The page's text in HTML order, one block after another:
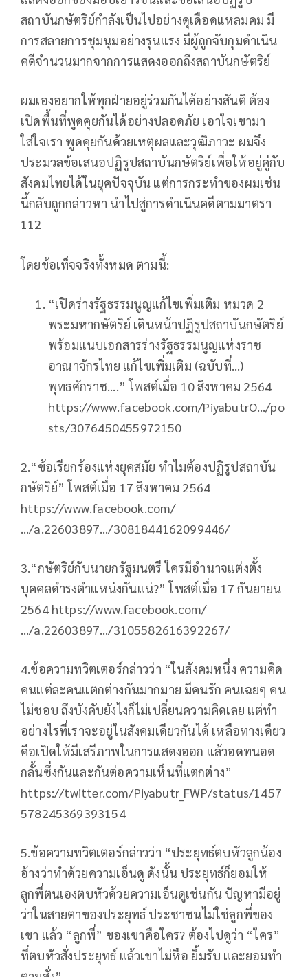
สถาบันกษัตริย์กำลังเป็นไปอย่างดุเดือดแหลมคม มี
การสลายการชุมนุมอย่างรุนแรง มีผู้ถูกจับกุมดำเนิน
คดีจำนวนมากจากการแสดงออกถึงสถาบันกษัตริย์
ผมเองอยากให้ทุกฝ่ายอยู่ร่วมกันได้อย่างสันติ ต้อง
เปิดพื้นที่พูดคุยกันได้อย่างปลอดภัย เอาใจเขามา
ใส่ใจเรา พูดคุยกันด้วยเหตุผลและวุฒิภาวะ ผมจึง
ประมวลข้อเสนอปฏิรูปสถาบันกษัตริย์เพื่อให้อยู่คู่กับ
สังคมไทยได้ในยุคปัจจุบัน แต่การกระทำของผมเช่น
นี้กลับถูกกล่าวหา นำไปสู่การดำเนินคดีตามมาตรา
112
โดยข้อเท็จจริงทั้งหมด ตามนี้:
“เปิดร่างรัฐธรรมนูญแก้ไขเพิ่มเติม หมวด 2
พระมหากษัตริย์ เดินหน้าปฏิรูปสถาบันกษัตริย์
พร้อมแนบเอกสารร่างรัฐธรรมนูญแห่งราช
อาณาจักรไทย แก้ไขเพิ่มเติม (ฉบับที่…)
พุทธศักราช….” โพสต์เมื่อ 10 สิงหาคม 2564
https://www.facebook.com/PiyabutrO…/po
sts/3076450455972150
2.“ข้อเรียกร้องแห่งยุคสมัย ทำไมต้องปฏิรูปสถาบัน
กษัตริย์” โพสต์เมื่อ 17 สิงหาคม 2564
https://www.facebook.com/
…/a.22603897…/3081844162099446/
3.“กษัตริย์กับนายกรัฐมนตรี ใครมีอำนาจแต่งตั้ง
บุคคลดำรงตำแหน่งกันแน่?” โพสต์เมื่อ 17 กันยายน
2564 https://www.facebook.com/
…/a.22603897…/3105582616392267/
4.ข้อความทวิตเตอร์กล่าวว่า “ในสังคมหนึ่ง ความคิด
คนแต่ละคนแตกต่างกันมากมาย มีคนรัก คนเฉยๆ คน
ไม่ชอบ ถึงบังคับยังไงก็ไม่เปลี่ยนความคิดเลย แต่ทำ
อย่างไรที่เราจะอยู่ในสังคมเดียวกันได้ เหลือทางเดียว
คือเปิดให้มีเสรีภาพในการแสดงออก แล้วอดทนอด
กลั้นซึ่งกันและกันต่อความเห็นที่แตกต่าง”
https://twitter.com/Piyabutr_FWP/status/1457
578245369393154
5.ข้อความทวิตเตอร์กล่าวว่า “ประยุทธ์ตบหัวลูกน้อง
อ้างว่าทำด้วยความเอ็นดู ดังนั้น ประยุทธ์ก็ยอมให้
ลูกพี่ตนเองตบหัวด้วยความเอ็นดูเช่นกัน ปัญหามีอยู่
ว่าในสายตาของประยุทธ์ ประชาชนไม่ใช่ลูกพี่ของ
เขา แล้ว “ลูกพี่” ของเขาคือใคร? ต้องไปดูว่า “ใคร”
ที่ตบหัวสั่งประยุทธ์ แล้วเขาไม่หือ ยิ้มรับ และยอมทำ